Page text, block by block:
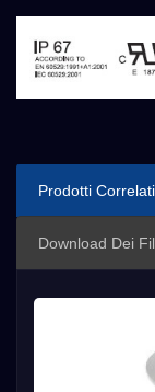
Prodotti Correlati
Download Dei